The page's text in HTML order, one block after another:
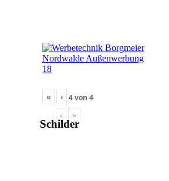
« ‹ 4von4
›
»
Schilder